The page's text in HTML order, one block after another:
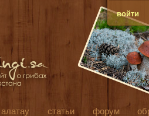
войти
статьи форум